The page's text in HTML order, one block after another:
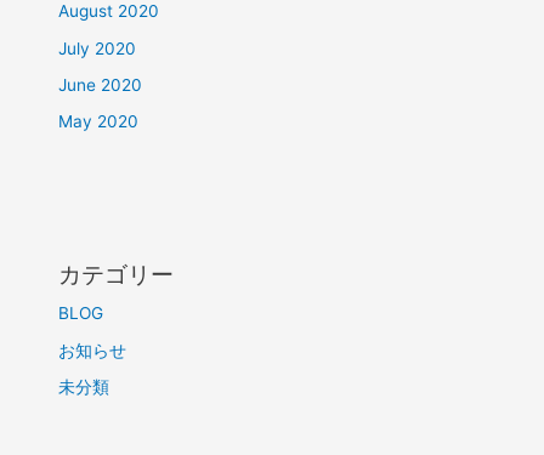
August 2020
July 2020
June 2020
May 2020
カテゴリー
BLOG
お知らせ
未分類